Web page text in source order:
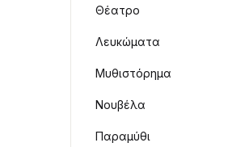
Θέατρο
Λευκώματα
Μυθιστόρημα
Νουβέλα
Παραμύθι